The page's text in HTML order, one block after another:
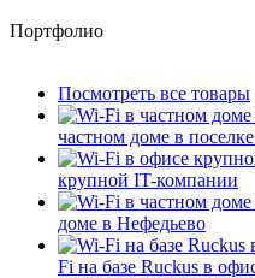
Портфолио
Посмотреть все товары
частном доме в
крупной IT-компании
доме в Нефедьево
Fi на базе Ruckus в